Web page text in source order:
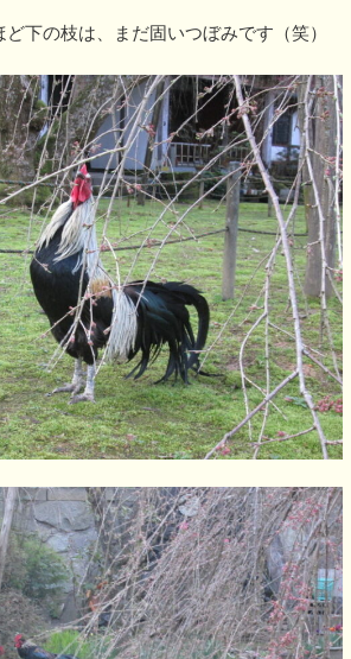
下の枝は、まだ固いつぼみです（笑）